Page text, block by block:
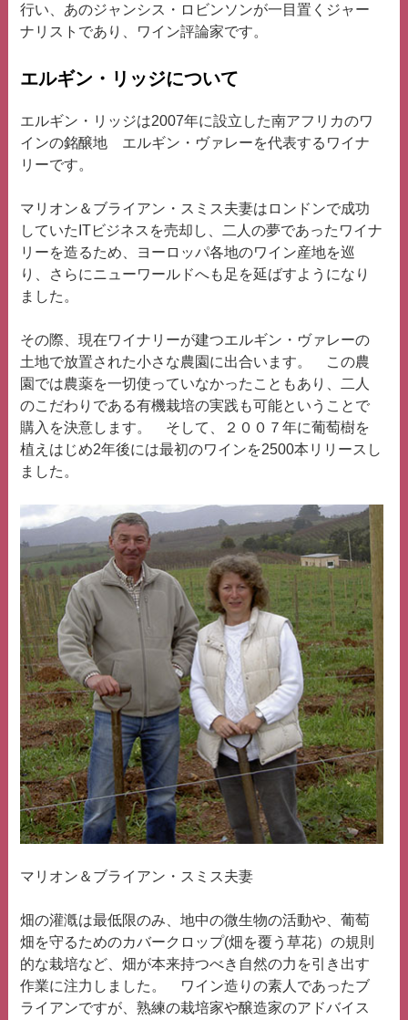
行い、あのジャンシス・ロビンソンが一目置くジャー
ナリストであり、ワイン評論家です。
エルギン・リッジについて
エルギン・リッジは2007年に設立した南アフリカのワ
インの銘醸地 エルギン・ヴァレーを代表するワイナ
リーです。
マリオン＆ブライアン・スミス夫妻はロンドンで成功
していたITビジネスを売却し、二人の夢であったワイナ
リーを造るため、ヨーロッパ各地のワイン産地を巡
り、さらにニューワールドへも足を延ばすようになり
ました。
その際、現在ワイナリーが建つエルギン・ヴァレーの
土地で放置された小さな農園に出合います。 この農
園では農薬を一切使っていなかったこともあり、二人
のこだわりである有機栽培の実践も可能ということで
購入を決意します。 そして、２００７年に葡萄樹を
植えはじめ2年後には最初のワインを2500本リリースし
ました。
マリオン＆ブライアン・スミス夫妻
畑の灌漑は最低限のみ、地中の微生物の活動や、葡萄
畑を守るためのカバークロップ(畑を覆う草花）の規則
的な栽培など、畑が本来持つべき自然の力を引き出す
作業に注力しました。 ワイン造りの素人であったブ
ライアンですが、熟練の栽培家や醸造家のアドバイス